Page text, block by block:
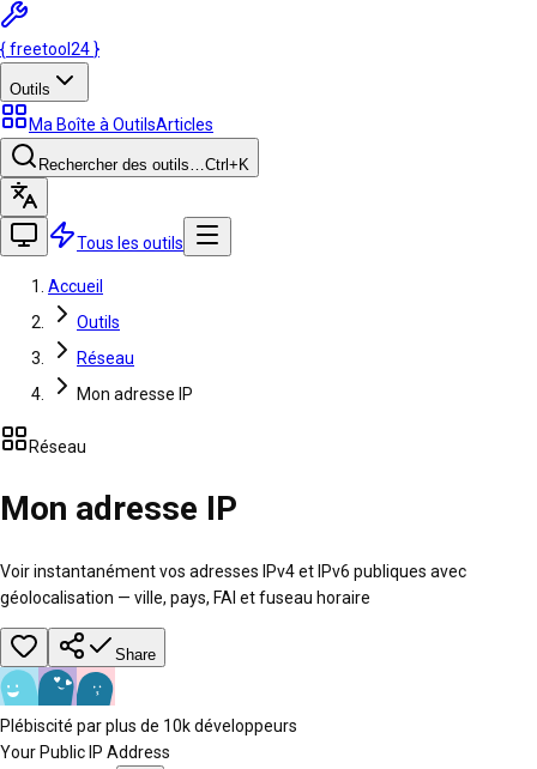
{freetool 24 }
Outils
Ma Boîte à OutilsArticles
Rechercher des outils…Ctrl +K
Tous les outils
Accueil
Outils
Réseau
Mon adresse IP
Réseau
Mon adresse IP
Voir instantanément vos adresses IPv4 et IPv6 publiques avec
géolocalisation — ville, pays, FAI et fuseau horaire
Share
Plébiscité par plus de 10k développeurs
Your Public IP Address